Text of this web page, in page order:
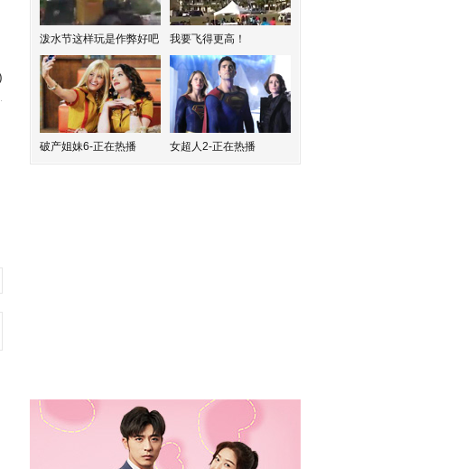
泼水节这样玩是作弊好吧 我要飞得更高！
破产姐妹6-正在热播 女超人2-正在热播